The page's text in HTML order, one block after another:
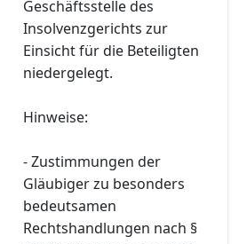
Geschäftsstelle des
Insolvenzgerichts zur
Einsicht für die Beteiligten
niedergelegt.
Hinweise:
- Zustimmungen der
Gläubiger zu besonders
bedeutsamen
Rechtshandlungen nach §